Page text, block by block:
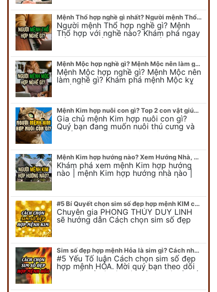
Mệnh Thổ hợp nghề gì nhất? Người mệnh Thổ kỵ nghề gì?
Người mệnh Thổ hợp nghề gì? Mệnh
Thổ hợp với nghề nào? Khám phá ngay
để chọn nghề hợp mệnh Thổ. Cũng như
Mệnh Mộc hợp nghề gì? Mệnh Mộc nên làm gì? Mệnh Mộc kỵ nghề nào?
Mệnh Mộc hợp nghề gì? Mệnh Mộc nên
làm nghề gì? Khám phá mệnh Mộc kỵ
nghề gì không nên làm. Xem ngay để
Mệnh Kim hợp nuôi con gì? Top 2 con vật giúp gia chủ Phát tài phát lộc
Gia chủ mệnh Kim hợp nuôi con gì?
Quý bạn đang muốn nuôi thú cưng và
muốn chọn một con vật nuôi hợp
Duy…
Mệnh Kim hợp hướng nào? Xem Hướng Nhà, Phòng ngủ, Làm việc hợp mệnh Kim
Khám phá xem mệnh Kim hợp hướng
nào | mệnh Kim hợp hướng nhà nào |
mệnh Kim kê giường hướng nào | mệnh
#5 Bí Quyết chọn sim số đẹp hợp mệnh KIM chuẩn xác nhất
Chuyên gia PHONG THỦY DUY LINH
sẽ hướng dẫn Cách chọn sim số đẹp
hợp mệnh KIM. Mời quý bạn theo dõi
Sim số đẹp hợp mệnh Hỏa là sim gì? Cách nhận biết sim đẹp hợp mệnh Hỏa
#5 Yếu Tố luận Cách chọn sim số đẹp
hợp mệnh HỎA. Mời quý bạn theo dõi
bài viết để có cái nhìn tổng quát về số